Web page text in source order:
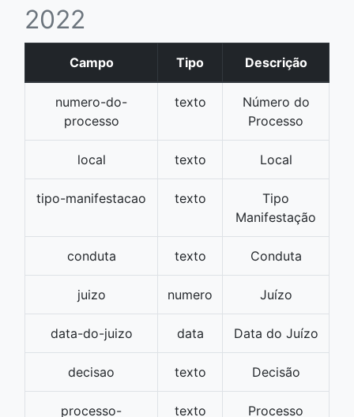
2022
Campo Tipo Descrição
numero-do-
processo
texto
Número do
Processo
local texto Local
tipo-manifestacao texto
Tipo
Manifestação
conduta texto Conduta
juizo numero Juízo
data-do-juizo data Data do Juízo
decisao texto Decisão
processo- texto Processo